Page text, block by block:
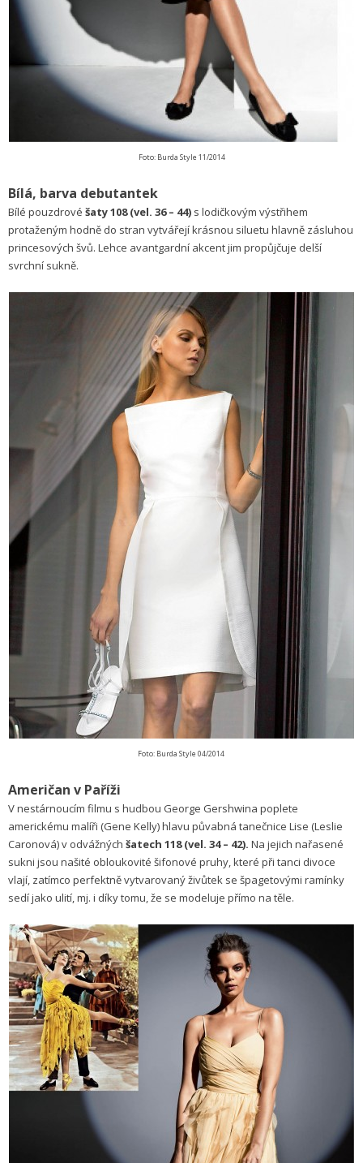
Foto: Burda Style 11/2014
Bílá, barva debutantek
Bílé pouzdrové šaty 108 (vel. 36 – 44) s lodičkovým výstřihem
protaženým hodně do stran vytvářejí krásnou siluetu hlavně zásluhou
princesových švů. Lehce avantgardní akcent jim propůjčuje delší
svrchní sukně.
Foto: Burda Style 04/2014
Američan v Paříži
V nestárnoucím filmu s hudbou George Gershwina poplete
americkému malíři (Gene Kelly) hlavu půvabná tanečnice Lise (Leslie
Caronová) v odvážných šatech 118 (vel. 34 – 42). Na jejich nařasené
sukni jsou našité obloukovité šifonové pruhy, které při tanci divoce
vlají, zatímco perfektně vytvarovaný živůtek se špagetovými ramínky
sedí jako ulití, mj. i díky tomu, že se modeluje přímo na těle.